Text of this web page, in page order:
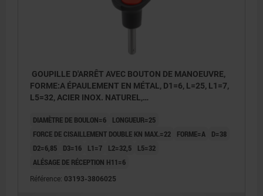
GOUPILLE D'ARRÊT AVEC BOUTON DE MANOEUVRE,
FORME:A ÉPAULEMENT EN MÉTAL, D1=6, L=25, L1=7,
L5=32, ACIER INOX. NATUREL,
COUVERCLE:ROUGE RAL3020
DIAMÈTRE DE BOULON=6
LONGUEUR=25
FORCE DE CISAILLEMENT DOUBLE KN MAX.=22
FORME=A
D=38
D2=6,85
D3=16 L1=7 L2=32,5
L5=32
ALÉSAGE DE RÉCEPTION H11=6
Référence: 03193-3806025